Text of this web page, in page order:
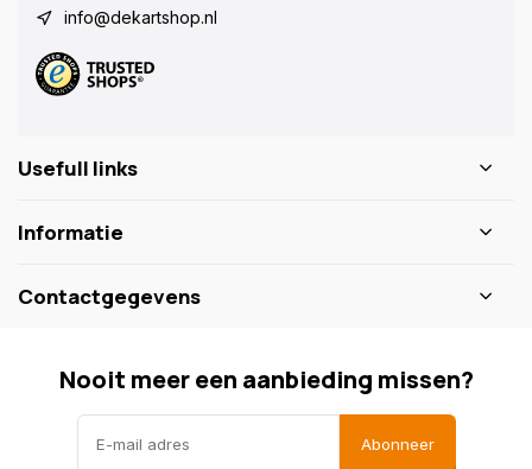
info@dekartshop.nl
Usefull links
Informatie
Contactgegevens
Nooit meer een aanbieding missen?
Abonneer